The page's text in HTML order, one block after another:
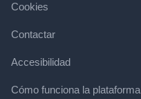
Cookies
Contactar
Accesibilidad
Cómo funciona la plataforma